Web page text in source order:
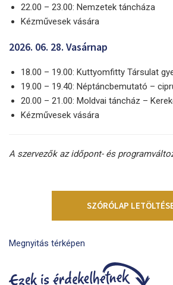
22.00 – 23.00: Nemzetek táncháza
Kézművesek vására
2026. 06. 28. Vasárnap
18.00 – 19.00: Kuttyomfitty Társulat
19.00 – 19.40: Néptáncbemutató –
20.00 – 21.00: Moldvai táncház –
Kézművesek vására
A szervezők az időpont- és
SZÓRÓLAP
Megnyitás térképen